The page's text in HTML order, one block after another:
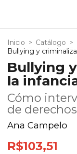
Inicio > Catálogo >
Bullying y
Bullying
la
Cómo
de derechos
Ana Campelo
R$103,51